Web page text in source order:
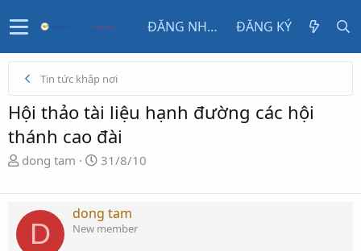
ĐĂNG NHẬP ĐĂNG KÝ
Tin tức khắp nơi
Hội thảo tài liệu hạnh đường các hội
thánh cao đài
N
ư
ờ
dong tam
N
à
y
g
31/8/10
D
dong tam
New member